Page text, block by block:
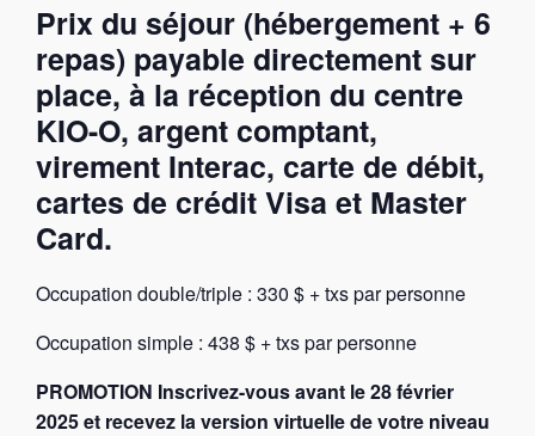
Prix du séjour (hébergement + 6
repas) payable directement sur
place, à la réception du centre
KIO-O, argent comptant,
virement Interac, carte de débit,
cartes de crédit Visa et Master
Card.
Occupation double/triple : 330 $ + txs par personne
Occupation simple : 438 $ + txs par personne
PROMOTION Inscrivez-vous avant le 28 février
2025 et recevez la version virtuelle de votre niveau